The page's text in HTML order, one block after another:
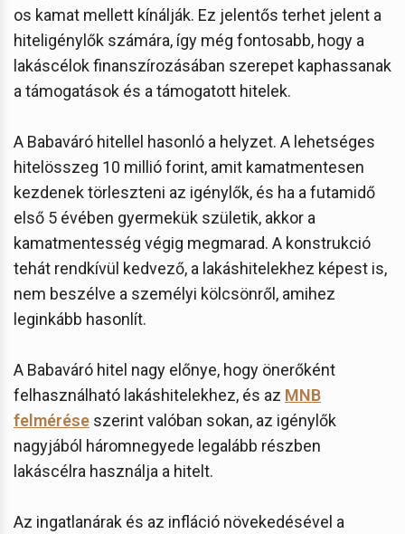
os kamat mellett kínálják. Ez jelentős terhet jelent a
hiteligénylők számára, így még fontosabb, hogy a
lakáscélok finanszírozásában szerepet kaphassanak
a támogatások és a támogatott hitelek.
A Babaváró hitellel hasonló a helyzet. A lehetséges
hitelösszeg 10 millió forint, amit kamatmentesen
kezdenek törleszteni az igénylők, és ha a futamidő
első 5 évében gyermekük születik, akkor a
kamatmentesség végig megmarad. A konstrukció
tehát rendkívül kedvező, a lakáshitelekhez képest is,
nem beszélve a személyi kölcsönről, amihez
leginkább hasonlít.
A Babaváró hitel nagy előnye, hogy önerőként
felhasználható lakáshitelekhez, és az MNB
felmérése szerint valóban sokan, az igénylők
nagyjából háromnegyede legalább részben
lakáscélra használja a hitelt.
Az ingatlanárak és az infláció növekedésével a